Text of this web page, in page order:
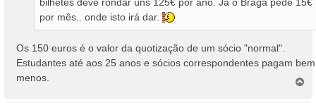
por mês.. onde isto irá dar.
Os 150 euros é o valor da quotização de um sócio "normal".
Estudantes até aos 25 anos e sócios correspondentes pagam bem
menos.